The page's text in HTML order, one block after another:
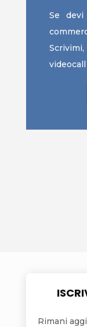
Se
Rimani